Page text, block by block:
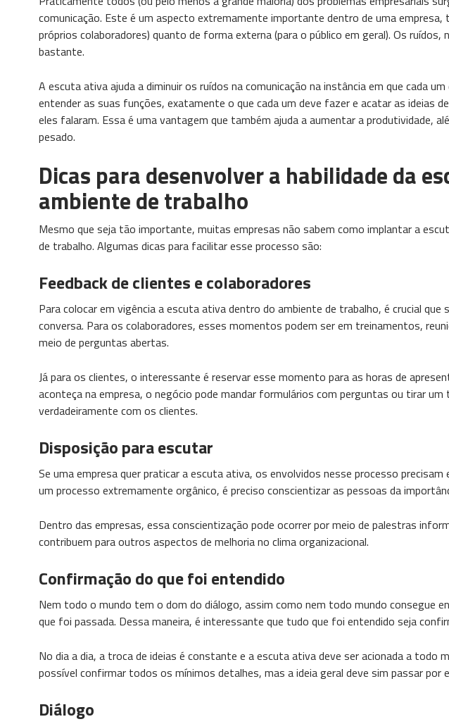
comunicação. Este é um aspecto extremamente importante dentro de uma
próprios colaboradores) quanto de forma externa (para o público em geral). Os
bastante.
A escuta ativa ajuda a diminuir os ruídos na comunicação na instância em que cada
entender as suas funções, exatamente o que cada um deve fazer e acatar as ideias
eles falaram. Essa é uma vantagem que também ajuda a aumentar a produtividade,
pesado.
Dicas para desenvolver a habilidade da
ambiente de trabalho
Mesmo que seja tão importante, muitas empresas não sabem como implantar a
de trabalho. Algumas dicas para facilitar esse processo são:
Feedback de clientes e colaboradores
Para colocar em vigência a escuta ativa dentro do ambiente de trabalho, é crucial
conversa. Para os colaboradores, esses momentos podem ser em treinamentos,
meio de perguntas abertas.
Já para os clientes, o interessante é reservar esse momento para as horas de
aconteça na empresa, o negócio pode mandar formulários com perguntas ou tirar um
verdadeiramente com os clientes.
Disposição para escutar
Se uma empresa quer praticar a escuta ativa, os envolvidos nesse processo
um processo extremamente orgânico, é preciso conscientizar as pessoas da
Dentro das empresas, essa conscientização pode ocorrer por meio de palestras
contribuem para outros aspectos de melhoria no clima organizacional.
Confirmação do que foi entendido
Nem todo o mundo tem o dom do diálogo, assim como nem todo mundo consegue
que foi passada. Dessa maneira, é interessante que tudo que foi entendido seja
No dia a dia, a troca de ideias é constante e a escuta ativa deve ser acionada a todo
possível confirmar todos os mínimos detalhes, mas a ideia geral deve sim passar por
Diálogo